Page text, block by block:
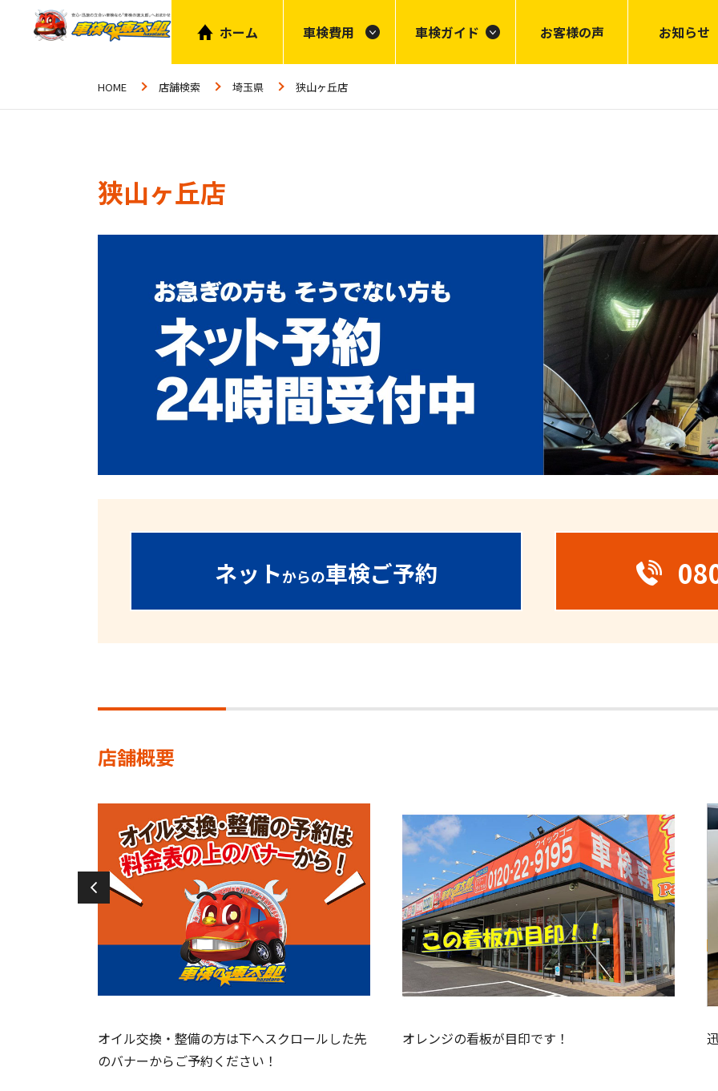
ホーム 車検費用 車検ガイド お客様の声 お知らせ
HOME 店舗検索 埼玉県 狭山ヶ丘店
狭山ヶ丘店
ネットからの車検ご予約
店舗概要
オイル交換・整備の方は下へスクロールした先
のバナーからご予約ください！
オレンジの看板が目印です！